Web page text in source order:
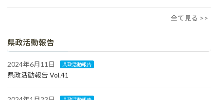
全て見る >>
県政活動報告
2024年6月11日 県政活動報告
県政活動報告 Vol.41